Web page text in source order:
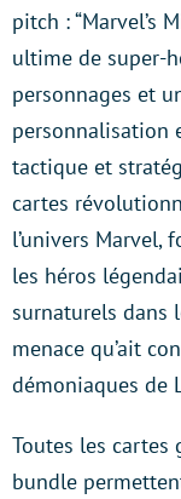
pitch : “Marvel’s
ultime de super-
personnages et
personnalisation
tactique et
cartes
l’univers Marvel,
les héros
surnaturels dans
menace qu’ait
démoniaques de
Toutes les cartes
bundle